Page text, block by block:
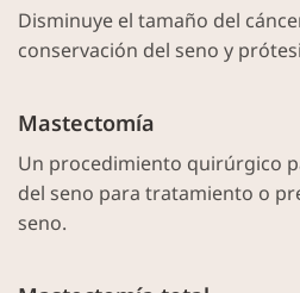
Disminuye el tamaño del
conservación del seno y
Mastectomía
Un procedimiento quirúrgico
del seno para tratamiento o
seno.